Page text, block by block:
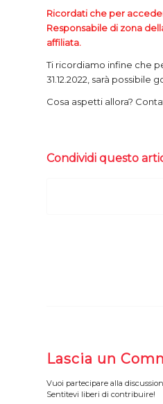
Ricordati che per
Responsabile di zona
affiliata.
Ti ricordiamo infine che
31.12.2022, sarà
Cosa aspetti allora?
Condividi questo
Lascia un
Vuoi partecipare alla
Sentitevi liberi di contribuire!